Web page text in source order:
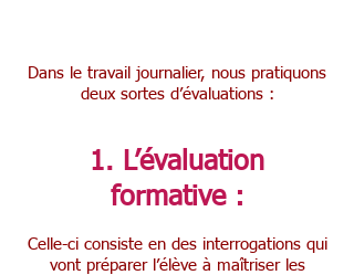
Dans le travail journalier, nous pratiquons
deux sortes d’évaluations :
1. L’évaluation
formative :
Celle-ci consiste en des interrogations qui
vont préparer l’élève à maîtriser les